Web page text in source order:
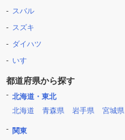
スバル
スズキ
ダイハツ
いすゞ
都道府県から探す
北海道・東北
北海道
青森県 岩手県 宮城県
関東